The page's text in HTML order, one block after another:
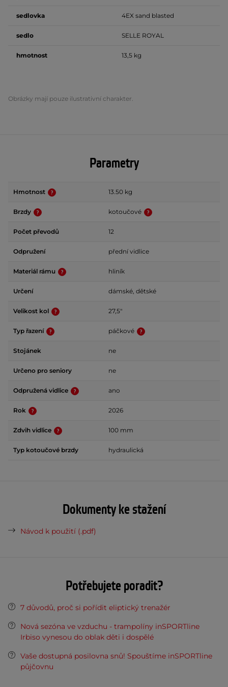
sedlovka 4EX sand blasted
sedlo SELLE ROYAL
hmotnost 13,5 kg
Obrázky mají pouze ilustrativní charakter.
Parametry
Hmotnost 13.50 kg
Brzdy kotoučové
Počet převodů 12
Odpružení přední vidlice
Materiál rámu hliník
Určení dámské, dětské
Velikost kol 27,5"
Typ řazení páčkové
Stojánek ne
Určeno pro seniory ne
Odpružená vidlice ano
Rok 2026
Zdvih vidlice 100 mm
Typ kotoučové brzdy hydraulická
Dokumenty ke stažení
Návod k použití (.pdf)
Potřebujete poradit?
7 důvodů, proč si pořídit eliptický trenažér
Nová sezóna ve vzduchu - trampolíny inSPORTline
Irbiso vynesou do oblak děti i dospělé
Vaše dostupná posilovna snů! Spouštíme inSPORTline
půjčovnu